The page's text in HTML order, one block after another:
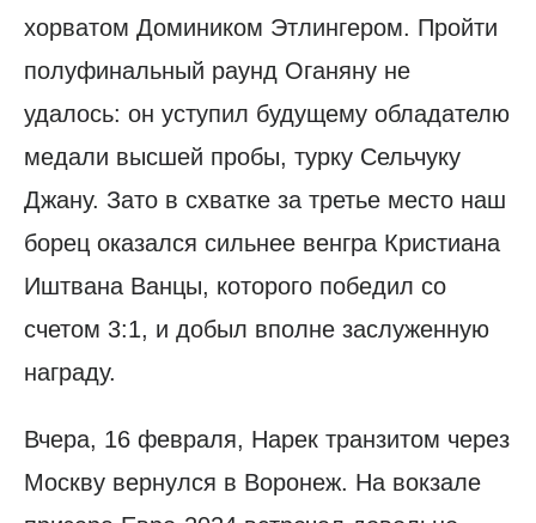
хорватом Домиником Этлингером. Пройти
полуфинальный раунд Оганяну не
удалось: он уступил будущему обладателю
медали высшей пробы, турку Сельчуку
Джану. Зато в схватке за третье место наш
борец оказался сильнее венгра Кристиана
Иштвана Ванцы, которого победил со
счетом 3:1, и добыл вполне заслуженную
награду.
Вчера, 16 февраля, Нарек транзитом через
Москву вернулся в Воронеж. На вокзале